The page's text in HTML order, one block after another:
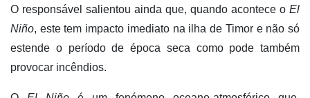
O responsável salientou ainda que, quando acontece o El
Niño, este tem impacto imediato na ilha de Timor e não só
estende o período de época seca como pode também
provocar incêndios.